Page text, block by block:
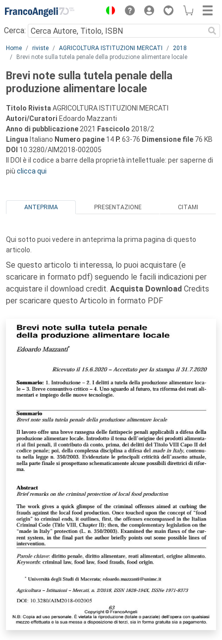
Menu
Cerca:
Main content
Home riviste AGRICOLTURA ISTITUZIONI MERCATI
2018
Brevi note sulla tutela penale della produzione alimentare locale
Brevi note sulla tutela penale della
produzione alimentare locale
Titolo Rivista AGRICOLTURA ISTITUZIONI MERCATI
Autori/Curatori Edoardo Mazzanti
Anno di pubblicazione 2021 Fascicolo 2018/2
Lingua Italiano Numero pagine 14 P. 63-76 Dimensione file 76 KB
DOI 10.3280/AIM2018-002005
Il DOI è il codice a barre della proprietà intellettuale: per saperne di
più clicca qui
ANTEPRIMA PRESENTAZIONE CITAMI
Qui sotto puoi vedere in anteprima la prima pagina di questo
articolo.
Se questo articolo ti interessa, lo puoi acquistare (e
scaricare in formato pdf) seguendo le facili indicazioni per
acquistare il download credit. Acquista Download Credits
per scaricare questo Articolo in formato PDF